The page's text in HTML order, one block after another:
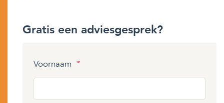
Gratis een adviesgesprek?
Voornaam *